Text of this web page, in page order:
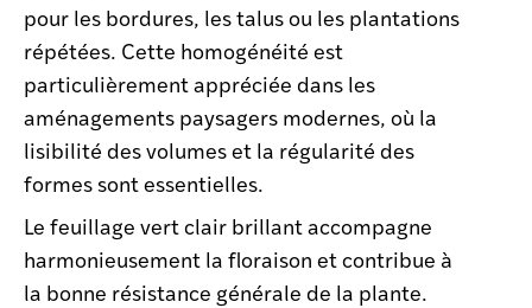
pour les bordures, les talus ou les plantations
répétées. Cette homogénéité est
particulièrement appréciée dans les
aménagements paysagers modernes, où la
lisibilité des volumes et la régularité des
formes sont essentielles.
Le feuillage vert clair brillant accompagne
harmonieusement la floraison et contribue à
la bonne résistance générale de la plante.